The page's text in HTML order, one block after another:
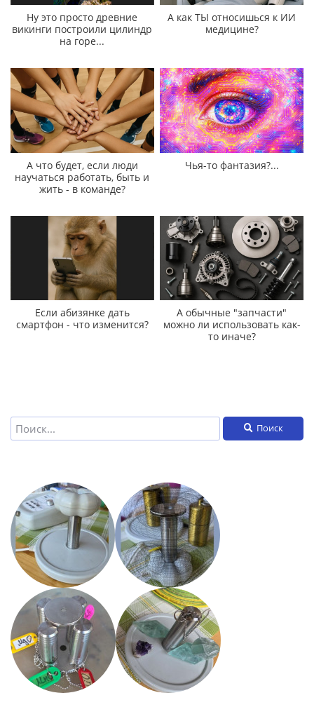
Ну это просто древние
викинги построили цилиндр
на горе...
А как ТЫ относишься к ИИ
медицине?
А что будет, если люди
научаться работать, быть и
жить - в команде?
Чья-то фантазия?...
Если абизянке дать
смартфон - что изменится?
А обычные "запчасти"
можно ли использовать как-
то иначе?
Поиск